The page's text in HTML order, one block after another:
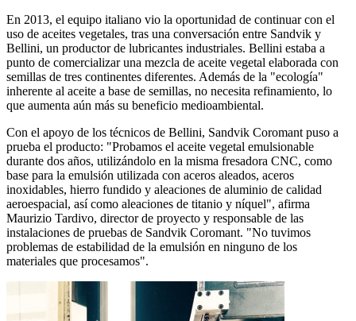
En 2013, el equipo italiano vio la oportunidad de continuar con el
uso de aceites vegetales, tras una conversación entre Sandvik y
Bellini, un productor de lubricantes industriales. Bellini estaba a
punto de comercializar una mezcla de aceite vegetal elaborada con
semillas de tres continentes diferentes. Además de la "ecología"
inherente al aceite a base de semillas, no necesita refinamiento, lo
que aumenta aún más su beneficio medioambiental.
Con el apoyo de los técnicos de Bellini, Sandvik Coromant puso a
prueba el producto: "Probamos el aceite vegetal emulsionable
durante dos años, utilizándolo en la misma fresadora CNC, como
base para la emulsión utilizada con aceros aleados, aceros
inoxidables, hierro fundido y aleaciones de aluminio de calidad
aeroespacial, así como aleaciones de titanio y níquel", afirma
Maurizio Tardivo, director de proyecto y responsable de las
instalaciones de pruebas de Sandvik Coromant. "No tuvimos
problemas de estabilidad de la emulsión en ninguno de los
materiales que procesamos".